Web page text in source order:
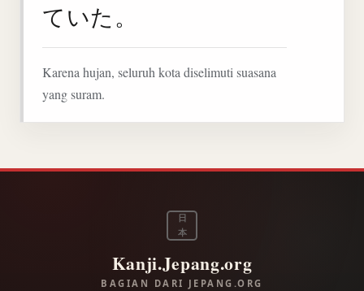
ていた。
Karena hujan, seluruh kota diselimuti suasana
yang suram.
日
本
Kanji.Jepang.org
BAGIAN DARI JEPANG.ORG